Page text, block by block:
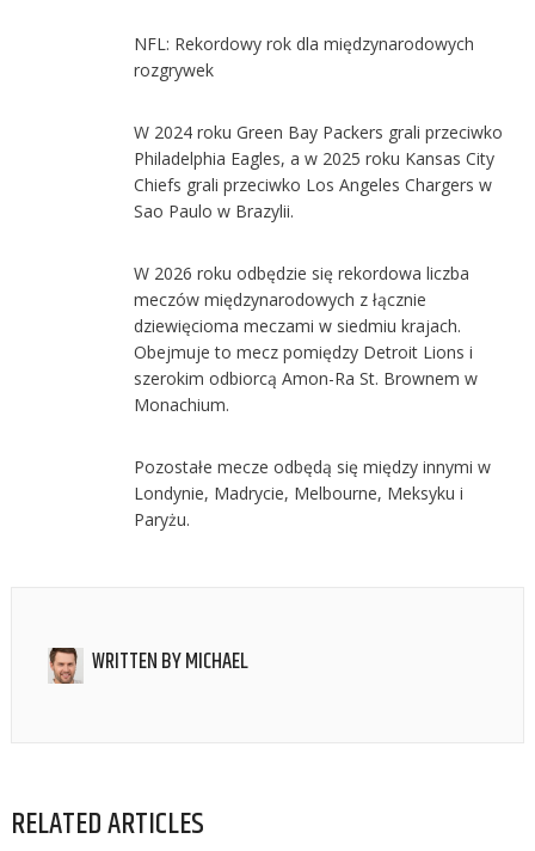
NFL: Rekordowy rok dla międzynarodowych
rozgrywek
W 2024 roku Green Bay Packers grali przeciwko
Philadelphia Eagles, a w 2025 roku Kansas City
Chiefs grali przeciwko Los Angeles Chargers w
Sao Paulo w Brazylii.
W 2026 roku odbędzie się rekordowa liczba
meczów międzynarodowych z łącznie
dziewięcioma meczami w siedmiu krajach.
Obejmuje to mecz pomiędzy Detroit Lions i
szerokim odbiorcą Amon-Ra St. Brownem w
Monachium.
Pozostałe mecze odbędą się między innymi w
Londynie, Madrycie, Melbourne, Meksyku i
Paryżu.
WRITTEN BYMICHAEL
RELATED ARTICLES